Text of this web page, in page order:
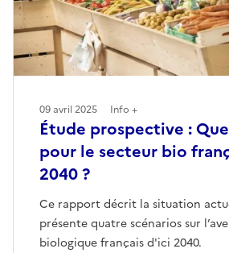
Étude prospective :
pour le secteur bio
2040 ?
Ce rapport décrit la situation
présente quatre scénarios sur
biologique français d'ici 2040.
09 avril 2025 Info +